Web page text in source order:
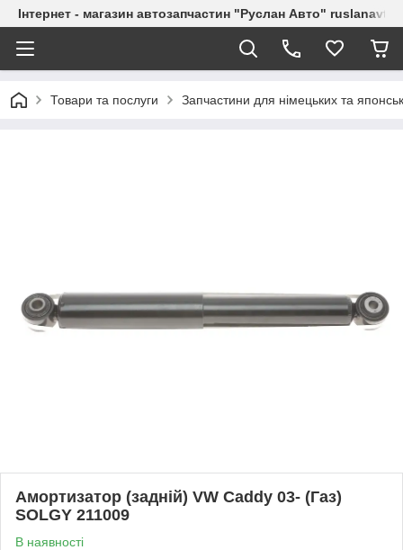
Інтернет - магазин автозапчастин "Руслан Авто"
Товари та послуги Запчастини для німецьких та
Амортизатор (задній) VW Caddy 03- (Газ)
SOLGY 211009
В наявності